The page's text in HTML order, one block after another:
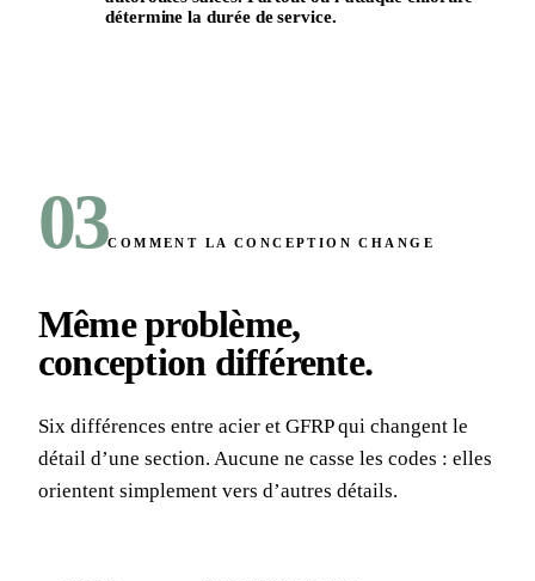
détermine la durée de service.
03COMMENT LA CONCEPTION CHANGE
Même problème,
conception différente.
Six différences entre acier et GFRP qui changent le
détail d’une section. Aucune ne casse les codes : elles
orientent simplement vers d’autres détails.